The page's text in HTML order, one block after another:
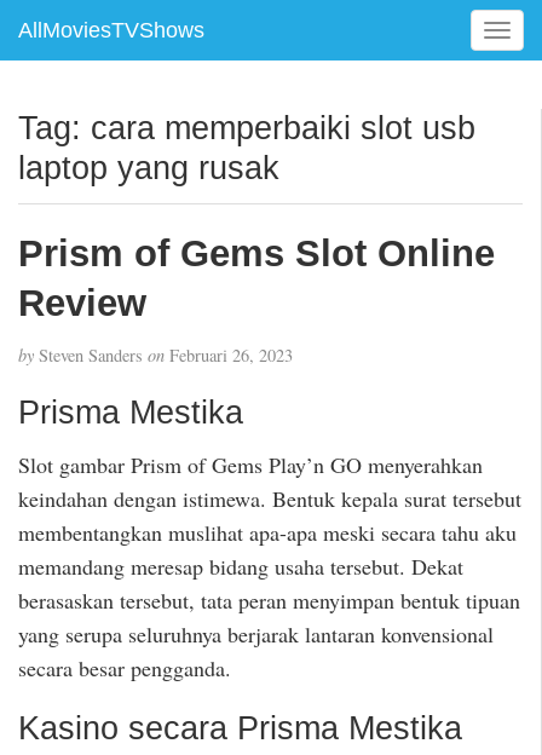
AllMoviesTVShows
T
o
Tag: cara memperbaiki slot usb
laptop yang rusak
Prism of Gems Slot Online
Review
by Steven Sanders on Februari 26, 2023
Prisma Mestika
Slot gambar Prism of Gems Play’n GO menyerahkan
keindahan dengan istimewa. Bentuk kepala surat tersebut
membentangkan muslihat apa-apa meski secara tahu aku
memandang meresap bidang usaha tersebut. Dekat
berasaskan tersebut, tata peran menyimpan bentuk tipuan
yang serupa seluruhnya berjarak lantaran konvensional
secara besar pengganda.
Kasino secara Prisma Mestika